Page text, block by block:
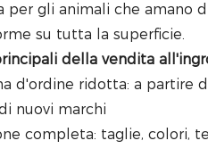
gli animali che amano
su tutta la superficie.
della vendita
d'ordine ridotta: a partire
nuovi marchi
completa: taglie, colori,